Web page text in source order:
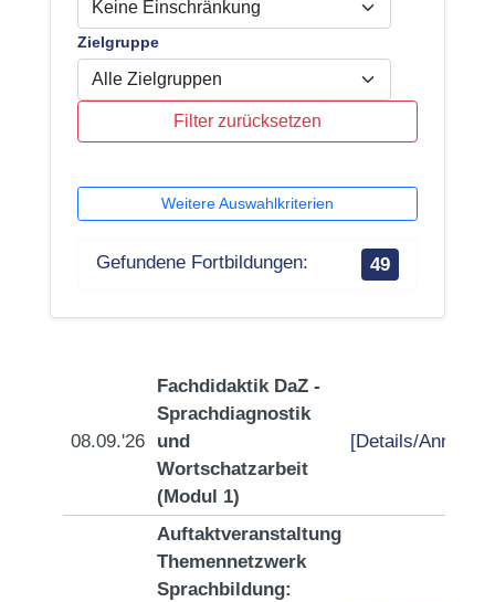
Zielgruppe
Filter zurücksetzen
Weitere Auswahlkriterien
Gefundene Fortbildungen: 49
08.09.'26
Fachdidaktik DaZ -
Sprachdiagnostik
und
Wortschatzarbeit
(Modul 1)
[Details/
Auftaktveranstaltung
Themennetzwerk
Sprachbildung: